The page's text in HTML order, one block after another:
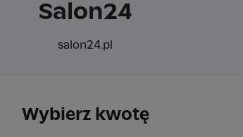
Salon24
salon24.pl
Wybierz kwotę